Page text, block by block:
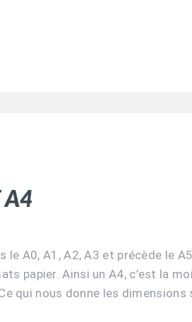
le A0, A1, A2, A3 et précède le
papier. Ainsi un A4, c’est la
qui nous donne les dimensions